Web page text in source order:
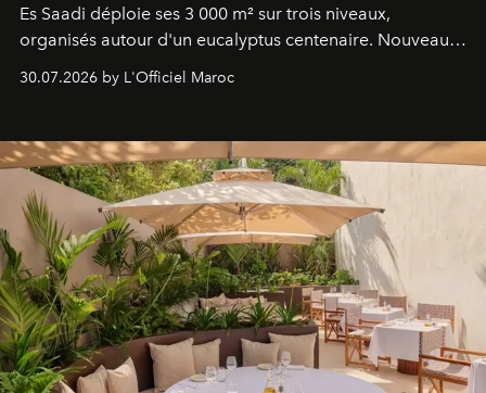
Es Saadi déploie ses 3 000 m² sur trois niveaux,
organisés autour d'un eucalyptus centenaire. Nouveau
Lobby Bien-Être et Beauté, exclusivité mondiale en
neuro-cosmétique, parcours thermal et studio dédié au
entièreté, entre science des émotions et rituels
reposants.
30.07.2026 by L'Officiel Maroc